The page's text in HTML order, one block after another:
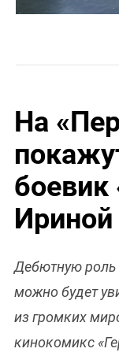
На
боевик
Дебютную
можно будет
из громких
кинокомикс